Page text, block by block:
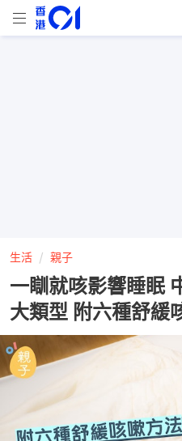
生活 親子
一瞓就咳影響睡眠
大類型 附六種舒緩